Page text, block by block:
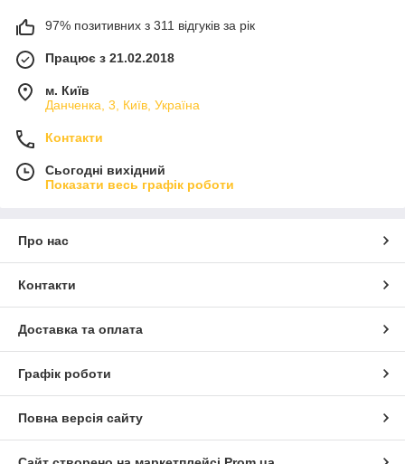
97% позитивних з 311 відгуків за рік
Працює з 21.02.2018
м. Київ
Данченка, 3, Київ, Україна
Контакти
Сьогодні вихідний
Показати весь графік роботи
Про нас
Контакти
Доставка та оплата
Графік роботи
Повна версія сайту